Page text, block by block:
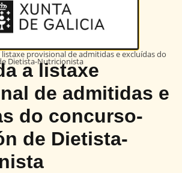
listaxe provisional de admitidas e excluídas do
Dietista-Nutricionista
a listaxe
de admitidas e
do concurso-
de Dietista-